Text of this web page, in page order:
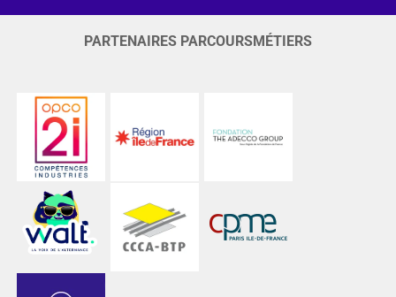
PARTENAIRES PARCOURSMÉTIERS